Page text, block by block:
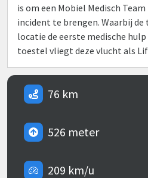
is om een Mobiel Medisch
incident te brengen. Waarbij
locatie de eerste medische
toestel vliegt deze vlucht als
76 km
526 meter
209 km/u